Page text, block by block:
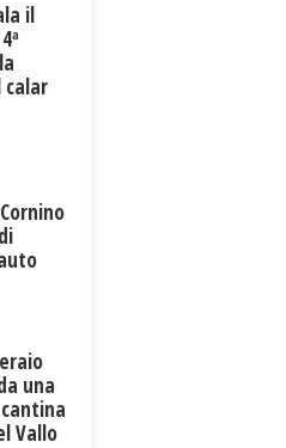
il
calar
una
Vallo